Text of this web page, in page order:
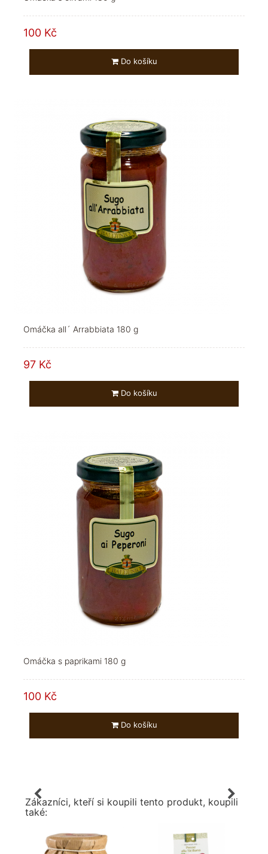
100 Kč
Do košíku
Omáčka all´ Arrabbiata 180 g
97 Kč
Do košíku
Omáčka s paprikami 180 g
100 Kč
Do košíku
Zákazníci, kteří si koupili tento produkt, koupili
také: